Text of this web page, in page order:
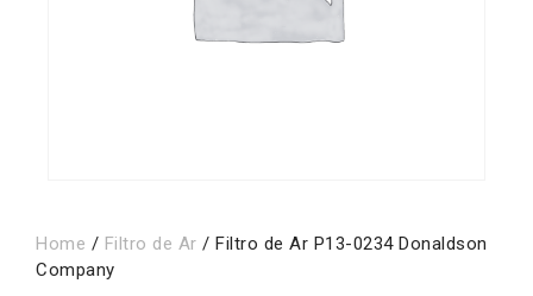
Home / Filtro de Ar / Filtro de Ar P13-0234 Donaldson
Company